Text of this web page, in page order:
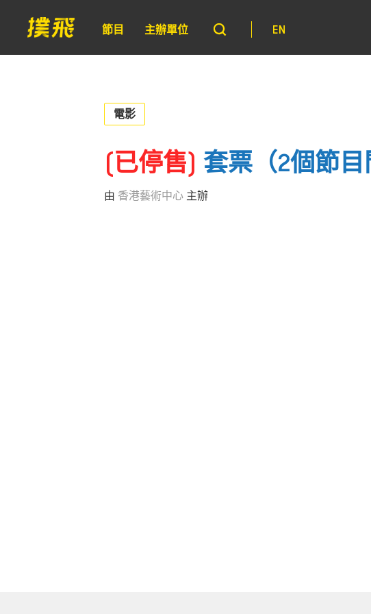
節目 主辦單位 EN
電影
(已停售) 套票（2個節目
由 香港藝術中心 主辦